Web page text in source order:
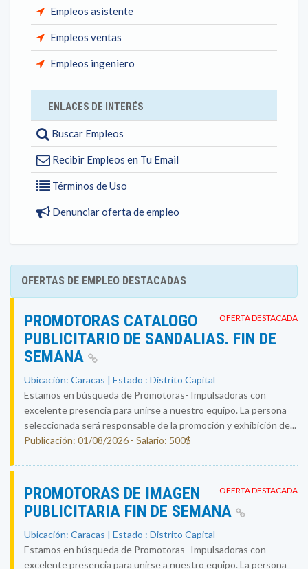
Empleos asistente
Empleos ventas
Empleos ingeniero
ENLACES DE INTERÉS
Buscar Empleos
Recibir Empleos en Tu Email
Términos de Uso
Denunciar oferta de empleo
OFERTAS DE EMPLEO DESTACADAS
OFERTA DESTACADA
PROMOTORAS CATALOGO
PUBLICITARIO DE SANDALIAS. FIN DE
SEMANA
Ubicación: Caracas | Estado : Distrito Capital
Estamos en búsqueda de Promotoras- Impulsadoras con
excelente presencia para unirse a nuestro equipo. La persona
seleccionada será responsable de la promoción y exhibición de...
Publicación: 01/08/2026 - Salario: 500$
OFERTA DESTACADA
PROMOTORAS DE IMAGEN
PUBLICITARIA FIN DE SEMANA
Ubicación: Caracas | Estado : Distrito Capital
Estamos en búsqueda de Promotoras- Impulsadoras con
excelente presencia para unirse a nuestro equipo. La persona